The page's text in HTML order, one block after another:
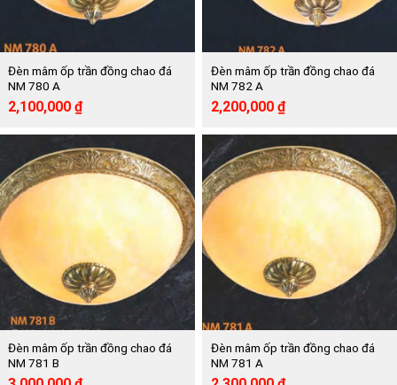
Đèn mâm ốp trần đồng chao đá
NM 780 A
Giá
gốc
là:
3,950,000 ₫.
2,100,000 ₫Giá
hiện
tại
là:
2,100,000 ₫.
Đèn mâm ốp trần đồng chao đá
NM 782 A
Giá
gốc
là:
4,140,000 ₫.
2,200,000 ₫Giá
hiện
tại
là:
2,200,000 ₫.
Đèn mâm ốp trần đồng chao đá
NM 781 B
Đèn mâm ốp trần đồng chao đá
NM 781 A